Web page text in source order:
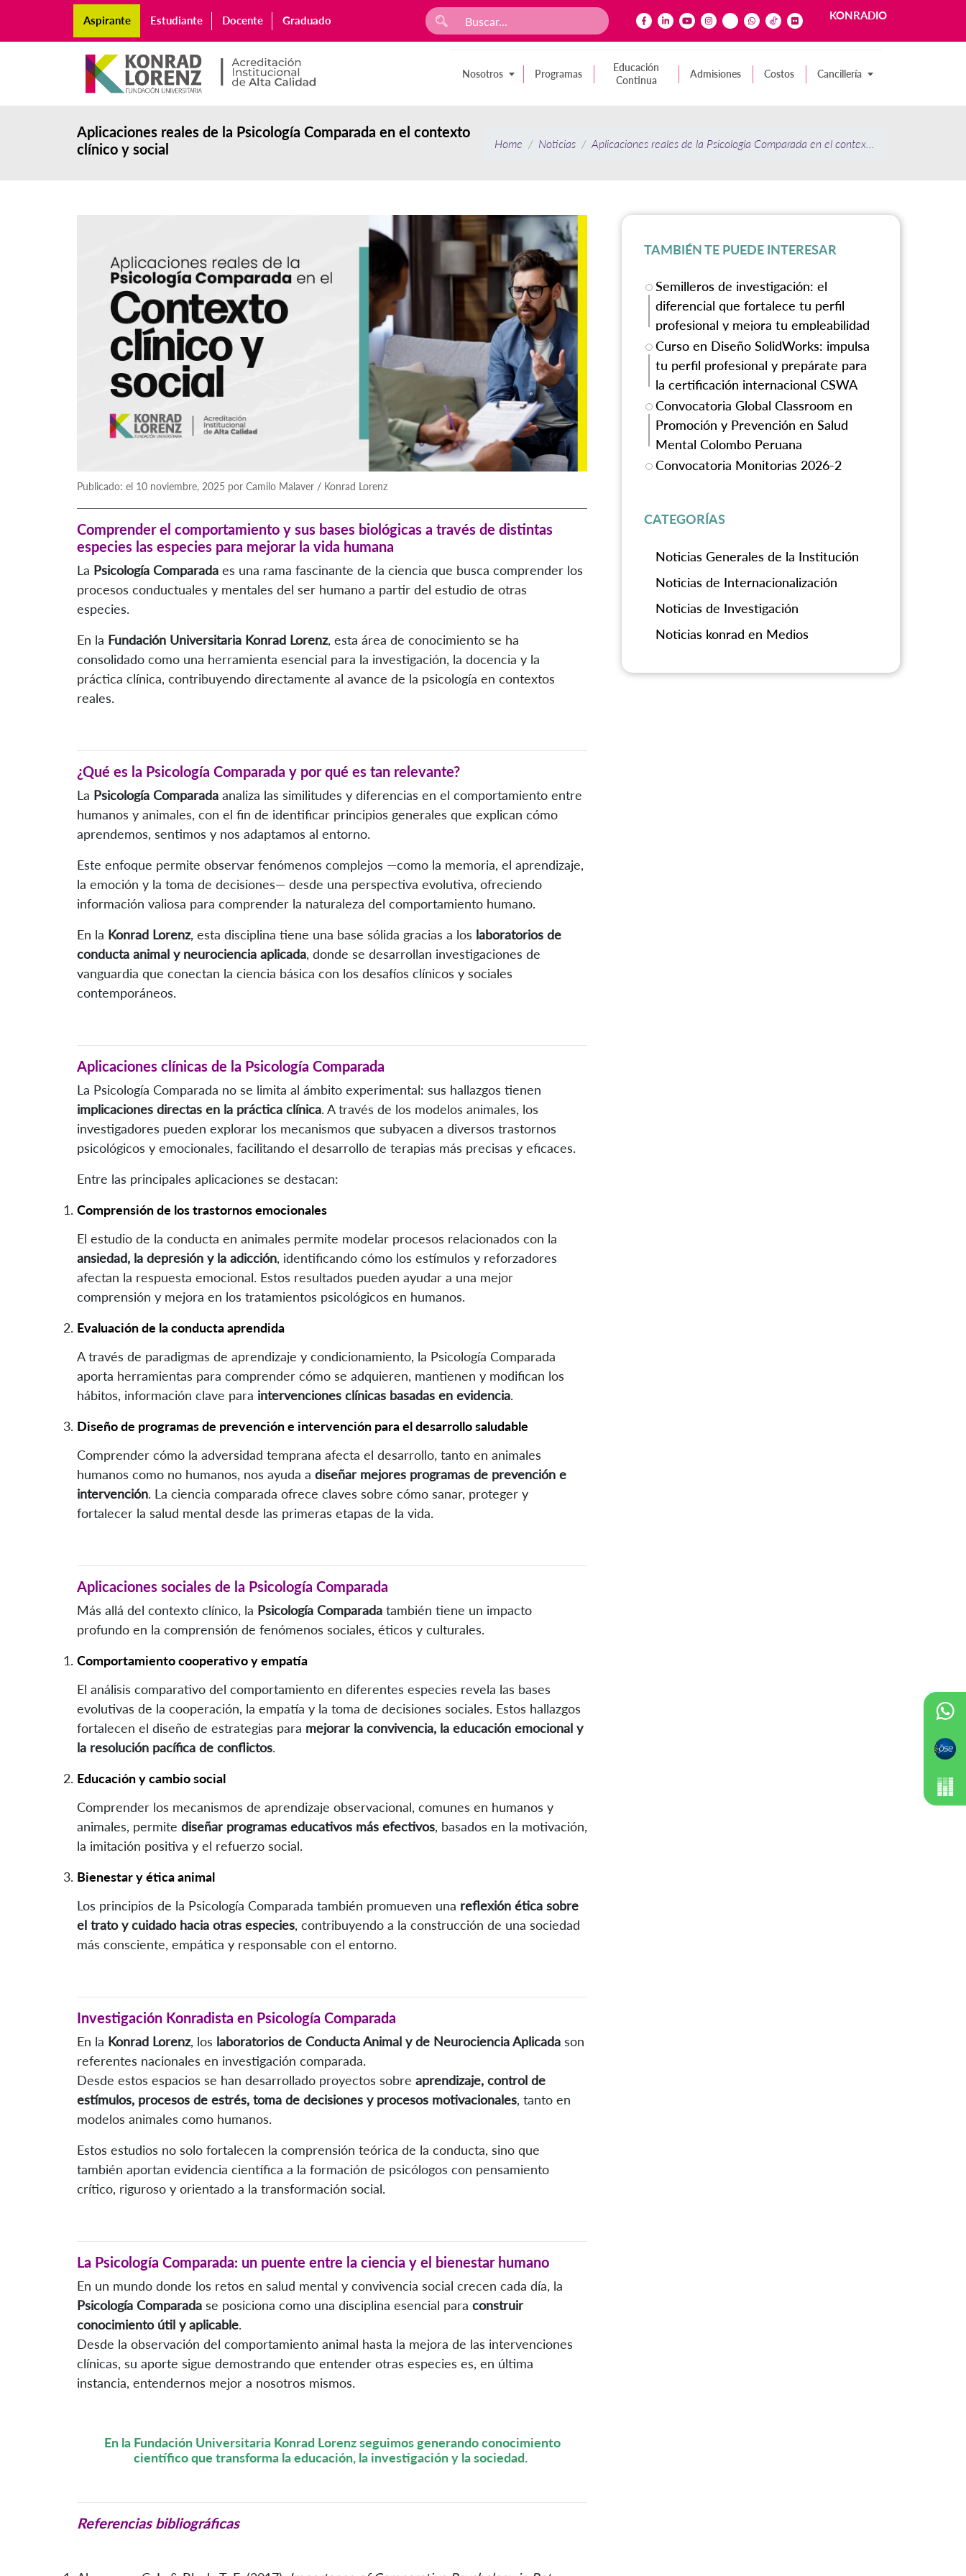
Aspirante Estudiante Docente Graduado KONRADIO
Nosotros Programas
Educación
Continua
Admisiones Costos Cancillería
Aplicaciones reales de la Psicología Comparada en el contexto
clínico y social
Home Noticias Aplicaciones reales de la Psicología Comparada en el contexto clínico y social
Publicado: el 10 noviembre, 2025 por Camilo Malaver / Konrad Lorenz
Comprender el comportamiento y sus bases biológicas a través de distintas
especies las especies para mejorar la vida humana
La Psicología Comparada es una rama fascinante de la ciencia que busca comprender los
procesos conductuales y mentales del ser humano a partir del estudio de otras
especies.
En la Fundación Universitaria Konrad Lorenz, esta área de conocimiento se ha
consolidado como una herramienta esencial para la investigación, la docencia y la
práctica clínica, contribuyendo directamente al avance de la psicología en contextos
reales.
¿Qué es la Psicología Comparada y por qué es tan relevante?
La Psicología Comparada analiza las similitudes y diferencias en el comportamiento entre
humanos y animales, con el fin de identificar principios generales que explican cómo
aprendemos, sentimos y nos adaptamos al entorno.
Este enfoque permite observar fenómenos complejos —como la memoria, el aprendizaje,
la emoción y la toma de decisiones— desde una perspectiva evolutiva, ofreciendo
información valiosa para comprender la naturaleza del comportamiento humano.
En la Konrad Lorenz, esta disciplina tiene una base sólida gracias a los laboratorios de
conducta animal y neurociencia aplicada, donde se desarrollan investigaciones de
vanguardia que conectan la ciencia básica con los desafíos clínicos y sociales
contemporáneos.
Aplicaciones clínicas de la Psicología Comparada
La Psicología Comparada no se limita al ámbito experimental: sus hallazgos tienen
implicaciones directas en la práctica clínica. A través de los modelos animales, los
investigadores pueden explorar los mecanismos que subyacen a diversos trastornos
psicológicos y emocionales, facilitando el desarrollo de terapias más precisas y eficaces.
Entre las principales aplicaciones se destacan:
Comprensión de los trastornos emocionales
El estudio de la conducta en animales permite modelar procesos relacionados con la
ansiedad, la depresión y la adicción, identificando cómo los estímulos y reforzadores
afectan la respuesta emocional. Estos resultados pueden ayudar a una mejor
comprensión y mejora en los tratamientos psicológicos en humanos.
Evaluación de la conducta aprendida
A través de paradigmas de aprendizaje y condicionamiento, la Psicología Comparada
aporta herramientas para comprender cómo se adquieren, mantienen y modifican los
hábitos, información clave para intervenciones clínicas basadas en evidencia.
Diseño de programas de prevención e intervención para el desarrollo saludable
Comprender cómo la adversidad temprana afecta el desarrollo, tanto en animales
humanos como no humanos, nos ayuda a diseñar mejores programas de prevención e
intervención. La ciencia comparada ofrece claves sobre cómo sanar, proteger y
fortalecer la salud mental desde las primeras etapas de la vida.
Aplicaciones sociales de la Psicología Comparada
Más allá del contexto clínico, la Psicología Comparada también tiene un impacto
profundo en la comprensión de fenómenos sociales, éticos y culturales.
Comportamiento cooperativo y empatía
El análisis comparativo del comportamiento en diferentes especies revela las bases
evolutivas de la cooperación, la empatía y la toma de decisiones sociales. Estos hallazgos
fortalecen el diseño de estrategias para mejorar la convivencia, la educación emocional y
la resolución pacífica de conflictos.
Educación y cambio social
Comprender los mecanismos de aprendizaje observacional, comunes en humanos y
animales, permite diseñar programas educativos más efectivos, basados en la motivación,
la imitación positiva y el refuerzo social.
Bienestar y ética animal
Los principios de la Psicología Comparada también promueven una reflexión ética sobre
el trato y cuidado hacia otras especies, contribuyendo a la construcción de una sociedad
más consciente, empática y responsable con el entorno.
Investigación Konradista en Psicología Comparada
En la Konrad Lorenz, los laboratorios de Conducta Animal y de Neurociencia Aplicada son
referentes nacionales en investigación comparada.
Desde estos espacios se han desarrollado proyectos sobre aprendizaje, control de
estímulos, procesos de estrés, toma de decisiones y procesos motivacionales, tanto en
modelos animales como humanos.
Estos estudios no solo fortalecen la comprensión teórica de la conducta, sino que
también aportan evidencia científica a la formación de psicólogos con pensamiento
crítico, riguroso y orientado a la transformación social.
La Psicología Comparada: un puente entre la ciencia y el bienestar humano
En un mundo donde los retos en salud mental y convivencia social crecen cada día, la
Psicología Comparada se posiciona como una disciplina esencial para construir
conocimiento útil y aplicable.
Desde la observación del comportamiento animal hasta la mejora de las intervenciones
clínicas, su aporte sigue demostrando que entender otras especies es, en última
instancia, entendernos mejor a nosotros mismos.
En la Fundación Universitaria Konrad Lorenz seguimos generando conocimiento
científico que transforma la educación, la investigación y la sociedad.
Referencias bibliográficas
TAMBIÉN TE PUEDE INTERESAR
Semilleros de investigación: el
diferencial que fortalece tu perfil
profesional y mejora tu empleabilidad
Curso en Diseño SolidWorks: impulsa
tu perfil profesional y prepárate para
la certificación internacional CSWA
Convocatoria Global Classroom en
Promoción y Prevención en Salud
Mental Colombo Peruana
Convocatoria Monitorias 2026-2
CATEGORÍAS
Noticias Generales de la Institución
Noticias de Internacionalización
Noticias de Investigación
Noticias konrad en Medios